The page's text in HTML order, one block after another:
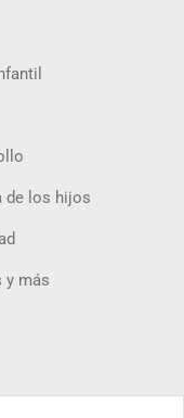
de los hijos
y más